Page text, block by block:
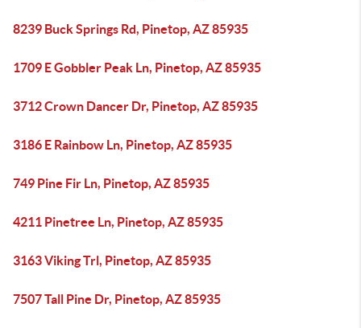
8239 Buck Springs Rd, Pinetop, AZ 85935
1709 E Gobbler Peak Ln, Pinetop, AZ 85935
3712 Crown Dancer Dr, Pinetop, AZ 85935
3186 E Rainbow Ln, Pinetop, AZ 85935
749 Pine Fir Ln, Pinetop, AZ 85935
4211 Pinetree Ln, Pinetop, AZ 85935
3163 Viking Trl, Pinetop, AZ 85935
7507 Tall Pine Dr, Pinetop, AZ 85935